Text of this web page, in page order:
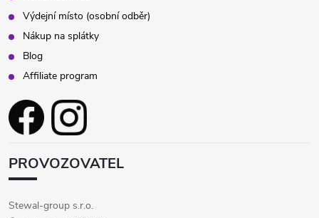
Výdejní místo (osobní odběr)
Nákup na splátky
Blog
Affiliate program
PROVOZOVATEL
Stewal-group s.r.o.